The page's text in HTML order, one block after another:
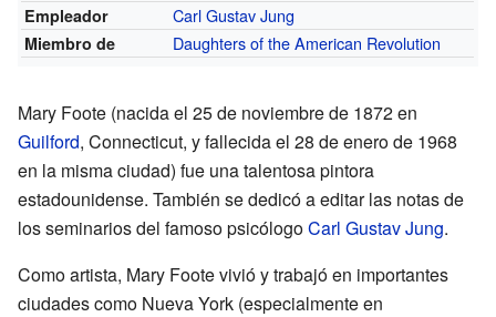
Empleador Carl Gustav Jung
Miembro de Daughters of the American Revolution
Mary Foote (nacida el 25 de noviembre de 1872 en
Guilford, Connecticut, y fallecida el 28 de enero de 1968
en la misma ciudad) fue una talentosa pintora
estadounidense. También se dedicó a editar las notas de
los seminarios del famoso psicólogoCarl Gustav Jung.
Como artista, Mary Foote vivió y trabajó en importantes
ciudades como Nueva York (especialmente en